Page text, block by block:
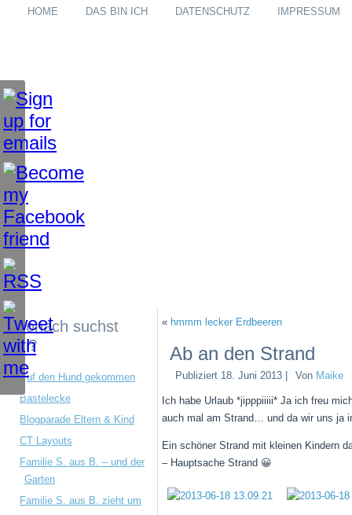
HOME DAS BIN ICH DATENSCHUTZ IMPRESSUM
Wonach suchst
du?
Auf den Hund gekommen
Bastelecke
Blogparade Eltern & Kind
CT Layouts
Familie S. aus B. – und der
Garten
Familie S. aus B. zieht um
« hmmm lecker Erdbeeren
Ab an den Strand
Publiziert 18. Juni 2013 Von Maike
Ich habe Urlaub *jipppiiiii* Ja ich freu
auch mal am Strand… und da wir uns ja
Ein schöner Strand mit kleinen Kindern
– Hauptsache Strand 😀